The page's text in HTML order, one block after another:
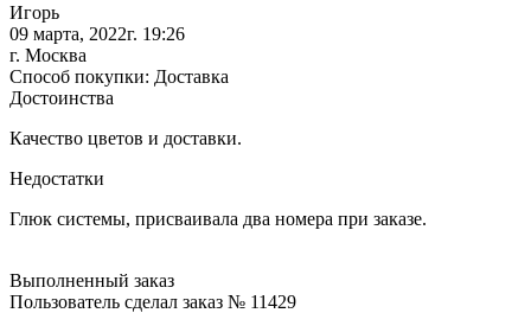
Игорь
09 марта, 2022г. 19:26
г. Москва
Способ покупки: Доставка
Достоинства
Качество цветов и доставки.
Недостатки
Глюк системы, присваивала два номера при заказе.
Выполненный заказ
Пользователь сделал заказ № 11429